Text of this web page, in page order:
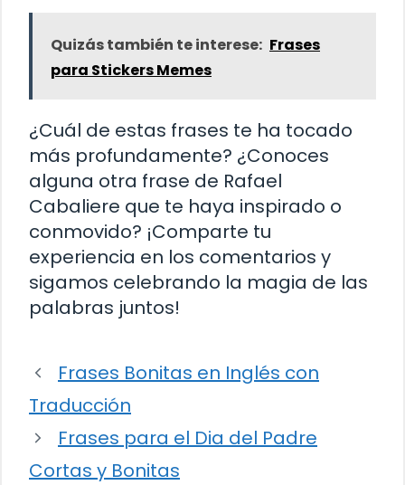
Quizás también te interese: Frases
para Stickers Memes
¿Cuál de estas frases te ha tocado
más profundamente? ¿Conoces
alguna otra frase de Rafael
Cabaliere que te haya inspirado o
conmovido? ¡Comparte tu
experiencia en los comentarios y
sigamos celebrando la magia de las
palabras juntos!
Frases Bonitas en Inglés con
Traducción
Frases para el Dia del Padre
Cortas y Bonitas